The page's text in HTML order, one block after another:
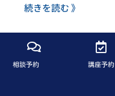
続きを読む 》
相談予約 講座予約